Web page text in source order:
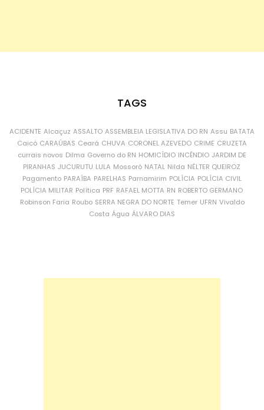
TAGS
ACIDENTE Alcaçuz ASSALTO ASSEMBLEIA LEGISLATIVA DO RN Assu BATATA
Caicó CARAÚBAS Ceará CHUVA CORONEL AZEVEDO CRIME CRUZETA
currais novos Dilma Governo do RN HOMICÍDIO INCÊNDIO JARDIM DE
PIRANHAS JUCURUTU LULA Mossoró NATAL Nilda NÉLTER QUEIROZ
Pagamento PARAÍBA PARELHAS Parnamirim POLÍCIA POLÍCIA CIVIL
POLÍCIA MILITAR Política PRF RAFAEL MOTTA RN ROBERTO GERMANO
Robinson Faria Roubo SERRA NEGRA DO NORTE Temer UFRN Vivaldo
Costa Água ÁLVARO DIAS